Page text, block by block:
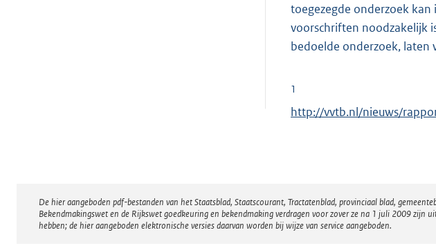
toegezegde onderzoek
voorschriften noodzakelijk
bedoelde onderzoek, laten
1
E
n
e
http://vvtb.nl/nieuws/
Disclaimer
De hier aangeboden pdf-bestanden van het Staatsblad, Staatscourant, Tractatenblad, provinciaal blad,
Bekendmakingswet en de Rijkswet goedkeuring en bekendmaking verdragen voor zover ze na 1 juli 2009
hebben; de hier aangeboden elektronische versies daarvan worden bij wijze van service aangeboden.